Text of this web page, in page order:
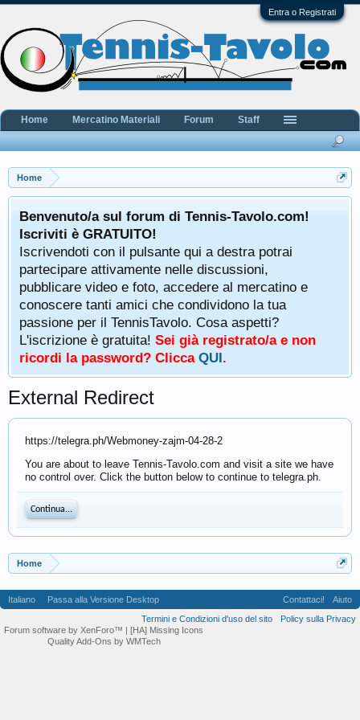
Entra o Registrati
Home
Benvenuto/a sul forum di Tennis-Tavolo.com!
Iscriviti è GRATUITO!
Iscrivendoti con il pulsante qui a destra potrai
partecipare attivamente nelle discussioni,
pubblicare video e foto, accedere al mercatino e
conoscere tanti amici che condividono la tua
passione per il TennisTavolo. Cosa aspetti?
L'iscrizione è gratuita! Sei già registrato/a e non
ricordi la password? Clicca QUI.
External Redirect
https://telegra.ph/Webmoney-zajm-04-28-2
You are about to leave Tennis-Tavolo.com and visit a site we have
no control over. Click the button below to continue to telegra.ph.
Continua...
Home
Home Mercatino Materiali Forum Staff
Italiano Passa alla Versione Desktop Contattaci!
Aiuto
Termini e Condizioni d'uso del sito
Policy sulla Privacy
Forum software by XenForo™ | [HA] Missing Icons
Quality Add-Ons by WMTech